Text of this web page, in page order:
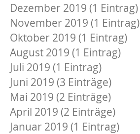
Dezember 2019 (1 Eintrag)
November 2019 (1 Eintrag)
Oktober 2019 (1 Eintrag)
August 2019 (1 Eintrag)
Juli 2019 (1 Eintrag)
Juni 2019 (3 Einträge)
Mai 2019 (2 Einträge)
April 2019 (2 Einträge)
Januar 2019 (1 Eintrag)